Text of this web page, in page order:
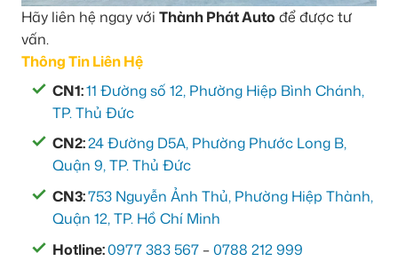
Hãy liên hệ ngay với Thành Phát Auto để được tư
vấn.
Thông Tin Liên Hệ
CN1:11 Đường số 12, Phường Hiệp Bình Chánh,
TP. Thủ Đức
CN2:24 Đường D5A, Phường Phước Long B,
Quận 9, TP. Thủ Đức
CN3:753 Nguyễn Ảnh Thủ, Phường Hiệp Thành,
Quận 12, TP. Hồ Chí Minh
Hotline:0977 383 567 –0788 212 999